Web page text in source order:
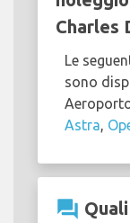
Charles
Le
sono
Astra
question_answer